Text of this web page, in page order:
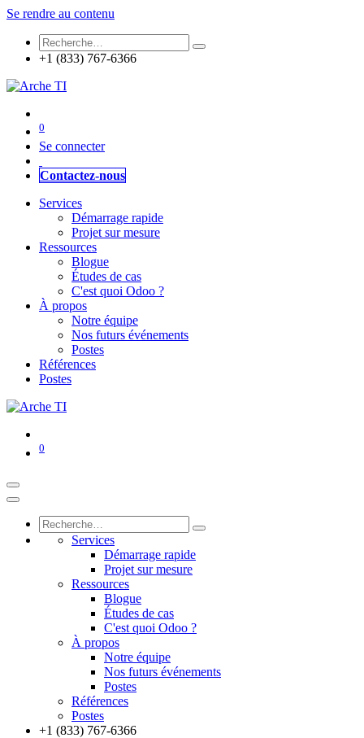
Se rendre au contenu
+1 (833) 767-6366
0
Se connecter
Contactez-nous
Services
Démarrage rapide
Projet sur mesure
Ressources
Blogue
Études de cas
C'est quoi Odoo ?
À propos
Notre équipe
Nos futurs événements
Postes
Références
Postes
0
Services
Démarrage rapide
Projet sur mesure
Ressources
Blogue
Études de cas
C'est quoi Odoo ?
À propos
Notre équipe
Nos futurs événements
Postes
Références
Postes
+1 (833) 767-6366